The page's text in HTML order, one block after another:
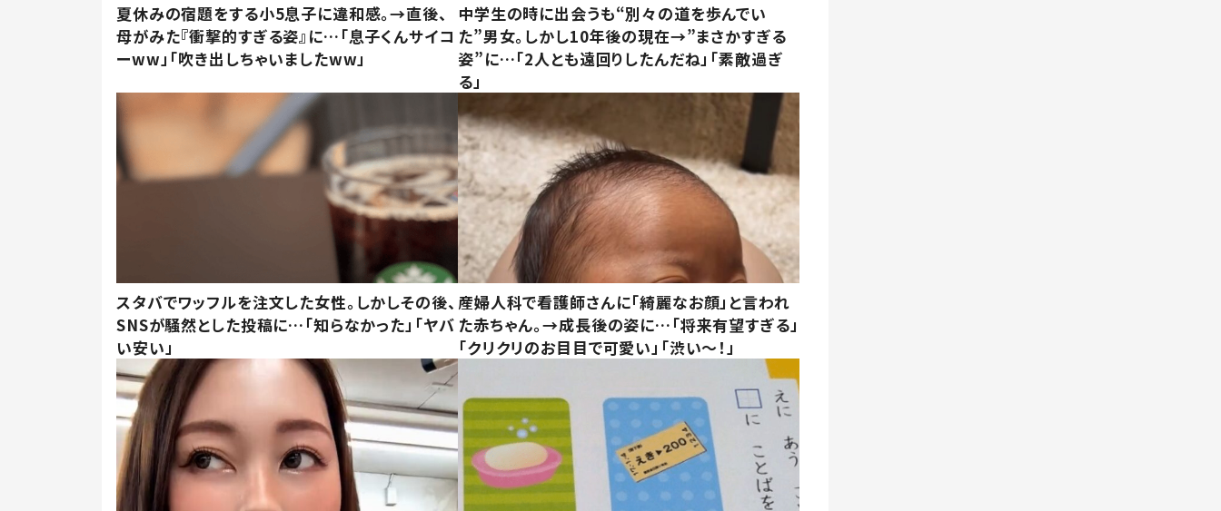
夏休みの宿題をする小5息子に違和感。→直後、
母がみた『衝撃的すぎる姿』に…「息子くんサイコ
ーww」「吹き出しちゃいましたww」
中学生の時に出会うも“別々の道を歩んでい
た”男女。しかし10年後の現在→”まさかすぎる
姿”に…「2人とも遠回りしたんだね」「素敵過ぎ
る」
スタバでワッフルを注文した女性。しかしその後、
SNSが騒然とした投稿に…「知らなかった」「ヤバ
い安い」
産婦人科で看護師さんに「綺麗なお顔」と言われ
た赤ちゃん。→成長後の姿に…「将来有望すぎる」
「クリクリのお目目で可愛い」「渋い～！」